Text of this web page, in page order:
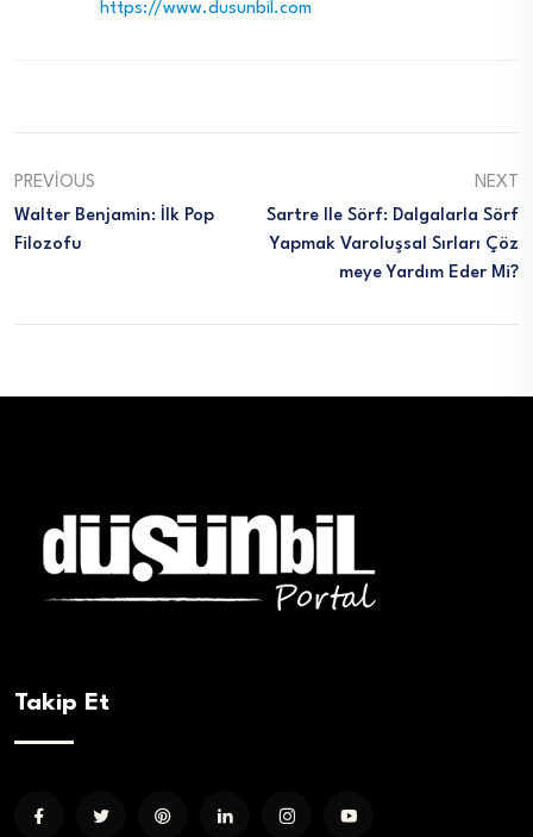
https://www.dusunbil.com
PREVIOUS
Walter Benjamin: İlk Pop
Filozofu
NEXT
Sartre Ile Sörf: Dalgalarla Sörf
Yapmak Varoluşsal Sırları Çöz
Meye Yardım Eder Mi?
Takip Et